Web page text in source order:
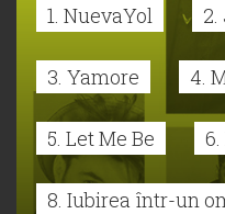
1. NuevaYol
3. Yamore 4.
5. Let Me Be
8. Iubirea într-un